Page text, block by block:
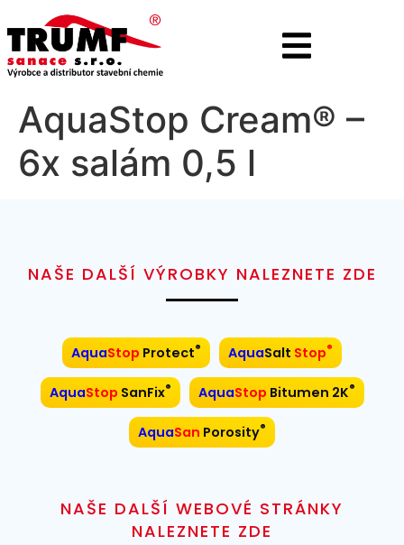
AquaStop Cream® –
6x salám 0,5 l
NAŠE DALŠÍ VÝROBKY NALEZNETE ZDE
AquaStop Protect® AquaSalt Stop®
AquaStop SanFix® AquaStop Bitumen 2K®
AquaSan Porosity®
NAŠE DALŠÍ WEBOVÉ STRÁNKY
NALEZNETE ZDE